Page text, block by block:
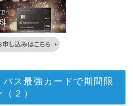
ス最強カードで期間限
２）